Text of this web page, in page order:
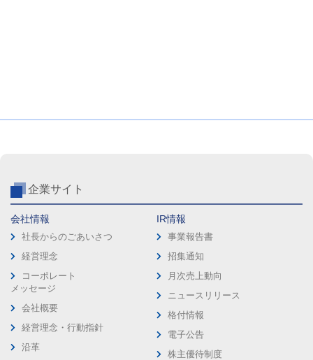
企業サイト
会社情報
社長からのごあいさつ
経営理念
コーポレート
メッセージ
会社概要
経営理念・行動指針
沿革
IR情報
事業報告書
招集通知
月次売上動向
ニュースリリース
格付情報
電子公告
株主優待制度